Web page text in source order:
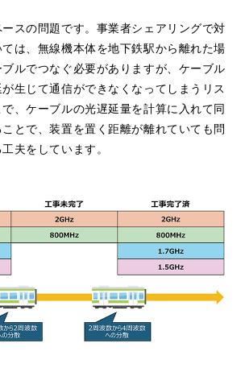
スの問題です。事業者シェアリングで対
は、無線機本体を地下鉄駅から離れた場
ルでつなぐ必要がありますが、ケーブル
生じて通信ができなくなってしまうリス
、ケーブルの光遅延量を計算に入れて同
とで、装置を置く距離が離れていても問
夫をしています。